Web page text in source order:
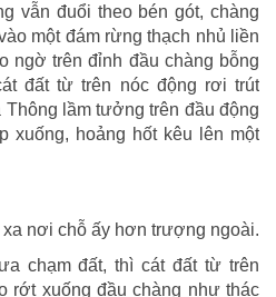
vẫn đuổi theo bén gót, chàng
một đám rừng thạch nhủ liền
ngờ trên đỉnh đầu chàng bỗng
đất từ trên nóc động rơi trút
lầm tưởng trên đầu động
xuống, hoảng hốt kêu lên một
xa nơi chỗ ấy hơn trượng ngoài.
chạm đất, thì cát đất từ trên
rớt xuống đầu chàng như thác